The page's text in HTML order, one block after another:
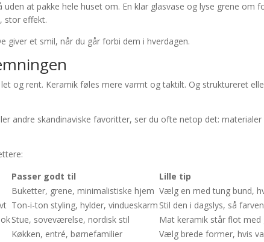
at pakke hele huset om. En klar glasvase og lyse grene
stor effekt.
giver et smil, når du går forbi dem i hverdagen.
og rent. Keramik føles mere varmt og taktilt. Og struktureret
andre skandinaviske favoritter, ser du ofte netop det:
Passer godt til
Lille tip
Buketter, grene, minimalistiske hjem Vælg en med tung bund,
Ton-i-ton styling, hylder, vindueskarm Stil den i dagslys, så
Stue, soveværelse, nordisk stil
Mat keramik står flot
Køkken, entré, børnefamilier
Vælg brede former, hvis